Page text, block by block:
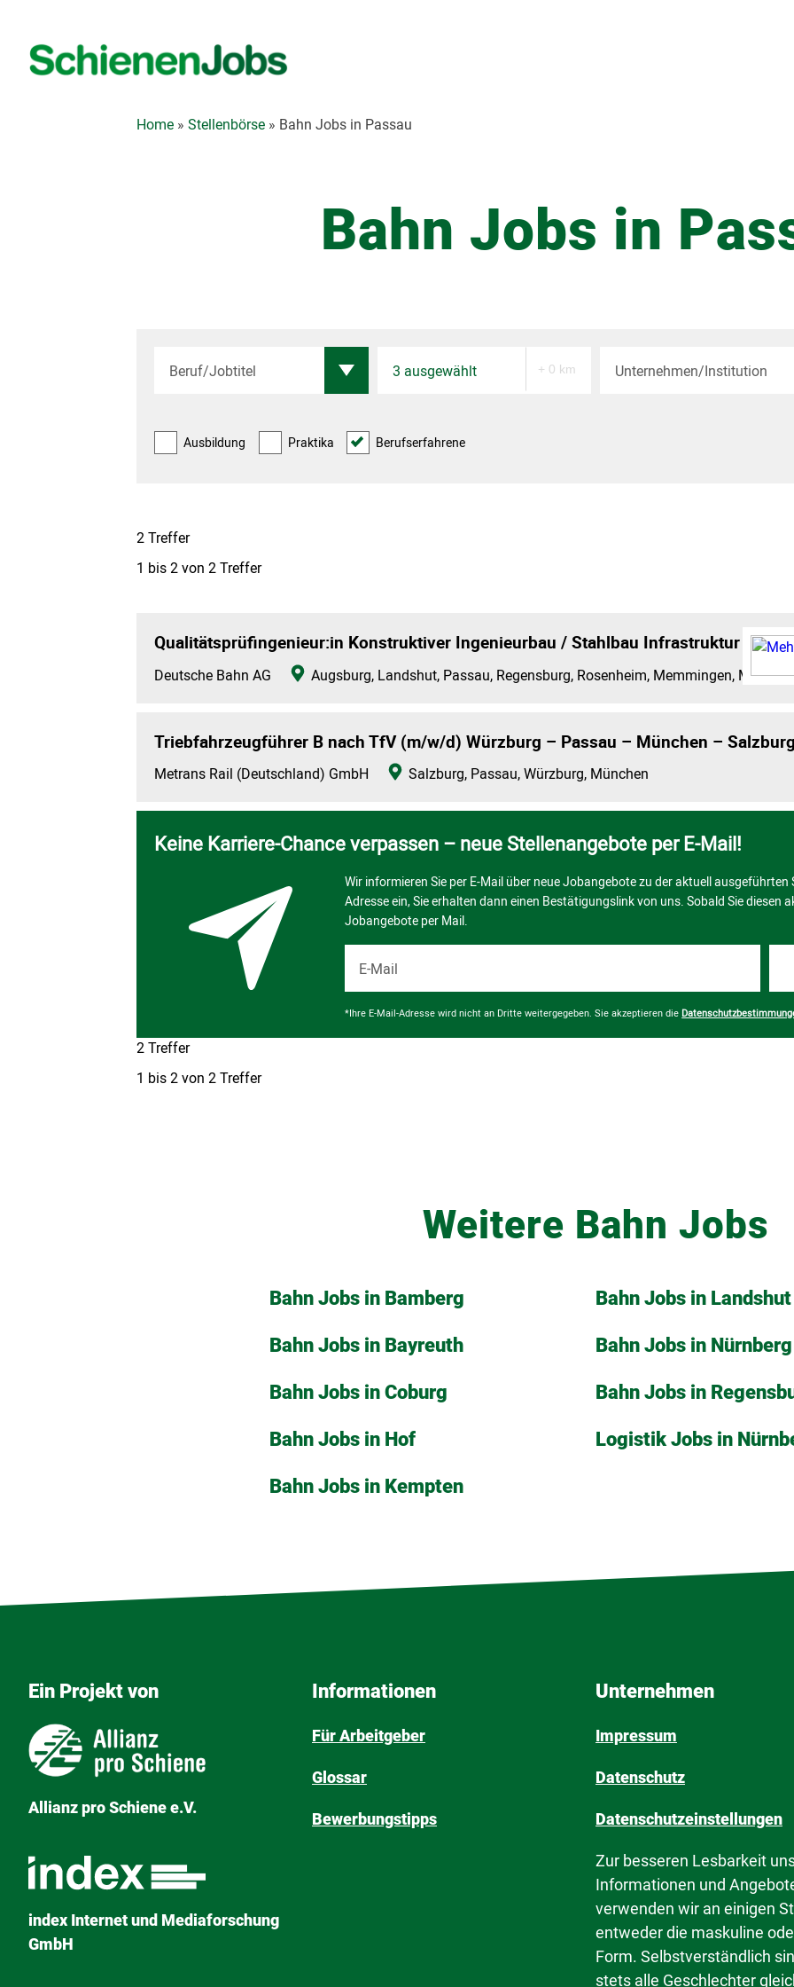
springen
Home » Stellenbörse » Bahn Jobs in Passau
Bahn Jobs in
Weitere Bahn Jobs
Bahn Jobs in Bamberg
Bahn Jobs in Bayreuth
Bahn Jobs in Coburg
Bahn Jobs in Hof
Bahn Jobs in Kempten
Bahn Jobs in Landshut
Bahn Jobs in Nürnberg
Bahn Jobs in
Logistik Jobs in
Ein Projekt von
Allianz pro Schiene e.V.
index Internet und Mediaforschung
GmbH
Informationen
Für Arbeitgeber
Glossar
Bewerbungstipps
Unternehmen
Impressum
Datenschutz
Datenschutzeinstellungen
Zur besseren Lesbarkeit
Informationen und
verwenden wir an einigen
entweder die maskuline
Form. Selbstverständlich
stets alle Geschlechter